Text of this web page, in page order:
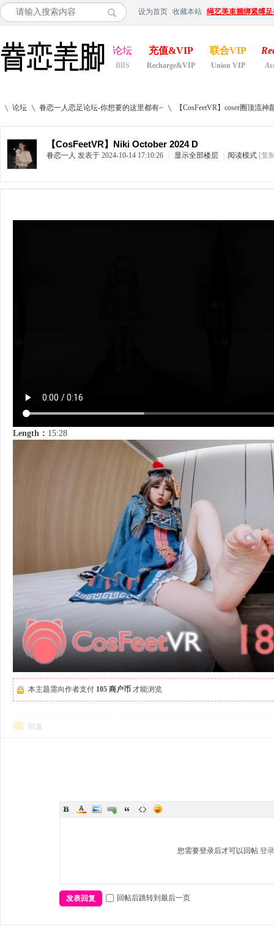
设为首页 收藏本站 绳艺美束捆绑紧缚
论坛
BBS
充值&VIP
Recharge&VIP
联合VIP
Union VIP
论坛
›
眷恋一人恋足论坛-你想要的这里都有~ 【CosFeetVR】coser圈顶流
【CosFeetVR】Niki October 2024 D
眷恋一人 发表于 2024-10-14 17:10:26 显示全部楼层 阅读模式 [复
Length： 15:28
本主题需向作者支付 105 商户币 才能浏览
回复
您需要登录后才可以回帖 登录
发表回复 回帖后跳转到最后一页